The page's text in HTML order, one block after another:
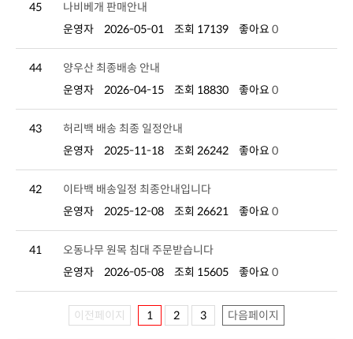
45
나비베개 판매안내
운영자
2026-05-01 조회 17139 좋아요 0
44
양우산 최종배송 안내
운영자
2026-04-15 조회 18830 좋아요 0
43
허리백 배송 최종 일정안내
운영자
2025-11-18 조회 26242 좋아요 0
42
이타백 배송일정 최종안내입니다
운영자
2025-12-08 조회 26621 좋아요 0
41
오동나무 원목 침대 주문받습니다
운영자
2026-05-08 조회 15605 좋아요 0
이전페이지 1 2 3 다음페이지